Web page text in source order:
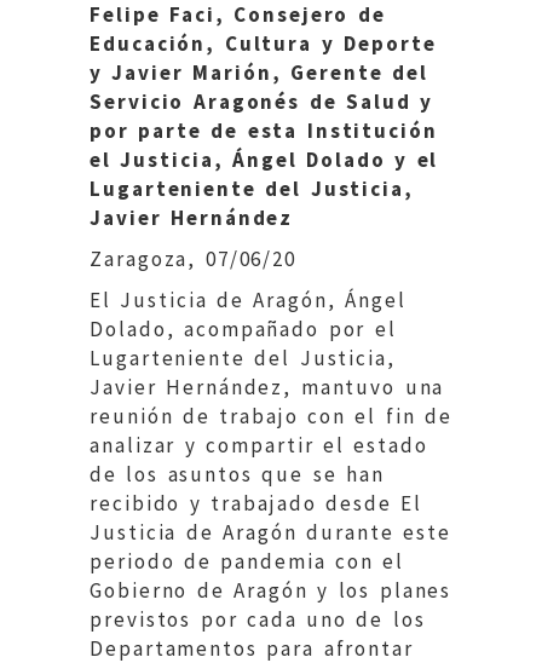
Felipe Faci, Consejero de
Educación, Cultura y Deporte
y Javier Marión, Gerente del
Servicio Aragonés de Salud y
por parte de esta Institución
el Justicia, Ángel Dolado y el
Lugarteniente del Justicia,
Javier Hernández
Zaragoza, 07/06/20
El Justicia de Aragón, Ángel
Dolado, acompañado por el
Lugarteniente del Justicia,
Javier Hernández, mantuvo una
reunión de trabajo con el fin de
analizar y compartir el estado
de los asuntos que se han
recibido y trabajado desde El
Justicia de Aragón durante este
periodo de pandemia con el
Gobierno de Aragón y los planes
previstos por cada uno de los
Departamentos para afrontar